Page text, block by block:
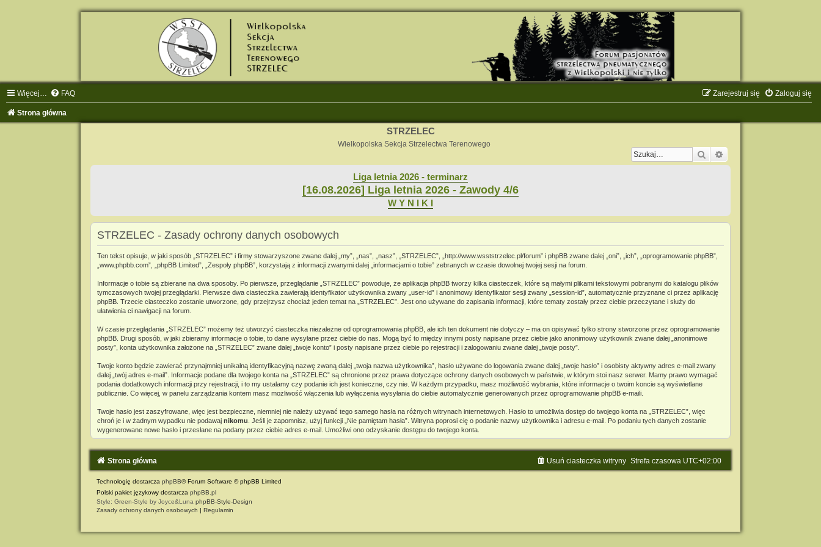
Więcej… FAQ Zaloguj się
Zarejestruj się
Strona główna
STRZELEC
Wielkopolska Sekcja Strzelectwa Terenowego
Szukaj
Liga letnia 2026 - terminarz
[16.08.2026] Liga letnia 2026 - Zawody 4/6
W Y N I K I
STRZELEC - Zasady ochrony danych osobowych
Ten tekst opisuje, w jaki sposób „STRZELEC” i firmy stowarzyszone zwane dalej „my”, „nas”, „nasz”, „STRZELEC”, „http://www.wsststrzelec.pl/forum” i phpBB zwane dalej „oni”, „ich”, „oprogramowanie phpBB”,
„www.phpbb.com”, „phpBB Limited”, „Zespoły phpBB”, korzystają z informacji zwanymi dalej „informacjami o tobie” zebranych w czasie dowolnej twojej sesji na forum.
Informacje o tobie są zbierane na dwa sposoby. Po pierwsze, przeglądanie „STRZELEC” powoduje, że aplikacja phpBB tworzy kilka ciasteczek, które są małymi plikami tekstowymi pobranymi do katalogu plików
tymczasowych twojej przeglądarki. Pierwsze dwa ciasteczka zawierają identyfikator użytkownika zwany „user-id” i anonimowy identyfikator sesji zwany „session-id”, automatycznie przyznane ci przez aplikację
phpBB. Trzecie ciasteczko zostanie utworzone, gdy przejrzysz chociaż jeden temat na „STRZELEC”. Jest ono używane do zapisania informacji, które tematy zostały przez ciebie przeczytane i służy do
ułatwienia ci nawigacji na forum.
W czasie przeglądania „STRZELEC” możemy też utworzyć ciasteczka niezależne od oprogramowania phpBB, ale ich ten dokument nie dotyczy – ma on opisywać tylko strony stworzone przez oprogramowanie
phpBB. Drugi sposób, w jaki zbieramy informacje o tobie, to dane wysyłane przez ciebie do nas. Mogą być to między innymi posty napisane przez ciebie jako anonimowy użytkownik zwane dalej „anonimowe
posty”, konta użytkownika założone na „STRZELEC” zwane dalej „twoje konto” i posty napisane przez ciebie po rejestracji i zalogowaniu zwane dalej „twoje posty”.
Twoje konto będzie zawierać przynajmniej unikalną identyfikacyjną nazwę zwaną dalej „twoja nazwa użytkownika”, hasło używane do logowania zwane dalej „twoje hasło” i osobisty aktywny adres e-mail zwany
dalej „twój adres e-mail”. Informacje podane dla twojego konta na „STRZELEC” są chronione przez prawa dotyczące ochrony danych osobowych w państwie, w którym stoi nasz serwer. Mamy prawo wymagać
podania dodatkowych informacji przy rejestracji, i to my ustalamy czy podanie ich jest konieczne, czy nie. W każdym przypadku, masz możliwość wybrania, które informacje o twoim koncie są wyświetlane
publicznie. Co więcej, w panelu zarządzania kontem masz możliwość włączenia lub wyłączenia wysyłania do ciebie automatycznie generowanych przez oprogramowanie phpBB e-maili.
Twoje hasło jest zaszyfrowane, więc jest bezpieczne, niemniej nie należy używać tego samego hasła na różnych witrynach internetowych. Hasło to umożliwia dostęp do twojego konta na „STRZELEC”, więc
chroń je i w żadnym wypadku nie podawaj nikomu . Jeśli je zapomnisz, użyj funkcji „Nie pamiętam hasła”. Witryna poprosi cię o podanie nazwy użytkownika i adresu e-mail. Po podaniu tych danych zostanie
wygenerowane nowe hasło i przesłane na podany przez ciebie adres e-mail. Umożliwi ono odzyskanie dostępu do twojego konta.
Strona główna Strefa czasowa UTC+02:00
Usuń ciasteczka witryny
Technologię dostarcza phpBB® Forum Software © phpBB Limited
Polski pakiet językowy dostarcza phpBB.pl
Style: Green-Style by Joyce&Luna phpBB-Style-Design
Zasady ochrony danych osobowych | Regulamin